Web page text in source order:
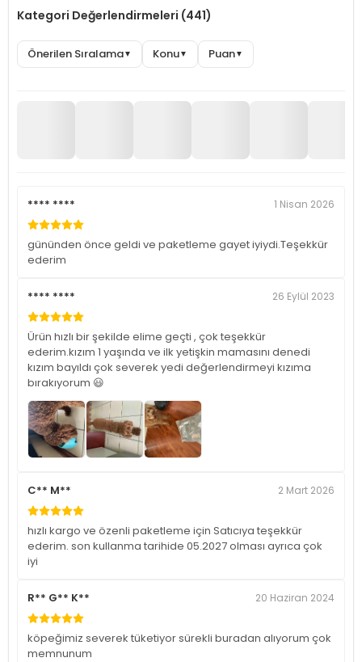
Kategori Değerlendirmeleri (441)
Önerilen Sıralama▼ Konu▼ Puan▼
**** **** 1 Nisan 2026
gününden önce geldi ve paketleme gayet iyiydi.Teşekkür
ederim
**** **** 26 Eylül 2023
Ürün hızlı bir şekilde elime geçti , çok teşekkür
ederim.kızım 1 yaşında ve ilk yetişkin mamasını denedi
kızım bayıldı çok severek yedi değerlendirmeyi kızıma
bırakıyorum 😃
C** M** 2 Mart 2026
hızlı kargo ve özenli paketleme için Satıcıya teşekkür
ederim. son kullanma tarihide 05.2027 olması ayrıca çok
iyi
R** G** K** 20 Haziran 2024
köpeğimiz severek tüketiyor sürekli buradan alıyorum çok
memnunum